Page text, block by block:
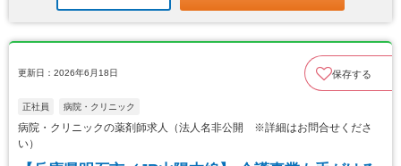
更新日：2026年6月18日 保存する
正社員 病院・クリニック
病院・クリニックの薬剤師求人（法人名非公開 ※詳細はお問合せくださ
い）